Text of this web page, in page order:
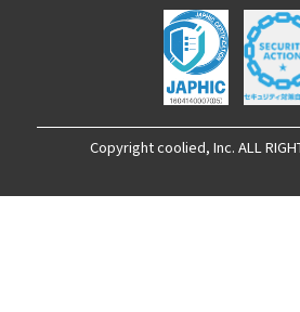
2024年7月の記事一覧(2)
2024年6月の記事一覧(5)
2024年5月の記事一覧(4)
2024年3月の記事一覧(2)
2023年12月の記事一覧(1)
2023年10月の記事一覧(1)
Copyright coolied, Inc. ALL